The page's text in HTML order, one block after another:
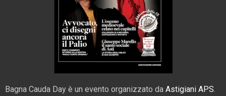
Bagna Cauda Day è un evento organizzato da Astigiani APS.